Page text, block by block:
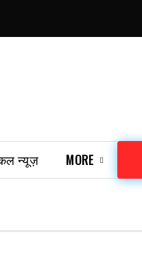
न्यूज़ MORE